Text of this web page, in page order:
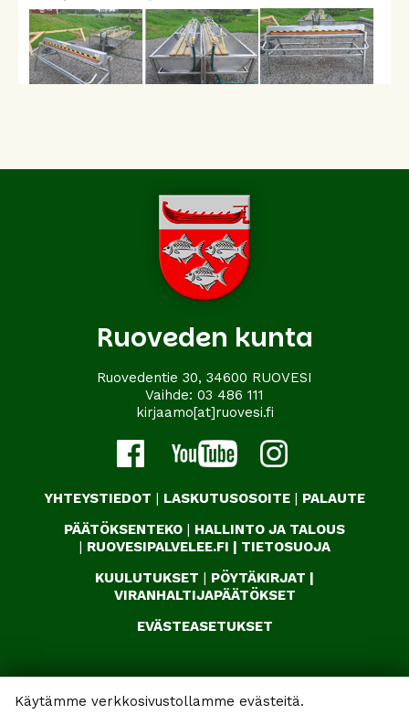
Käytämme verkkosivustollamme evästeitä.
Ruoveden kunta
Ruovedentie 30, 34600 RUOVESI
Vaihde: 03 486 111
kirjaamo[at]ruovesi.fi
YHTEYSTIEDOT | LASKUTUSOSOITE | PALAUTE
PÄÄTÖKSENTEKO | HALLINTO JA TALOUS
| RUOVESIPALVELEE.FI | TIETOSUOJA
KUULUTUKSET | PÖYTÄKIRJAT |
VIRANHALTIJAPÄÄTÖKSET
EVÄSTEASETUKSET